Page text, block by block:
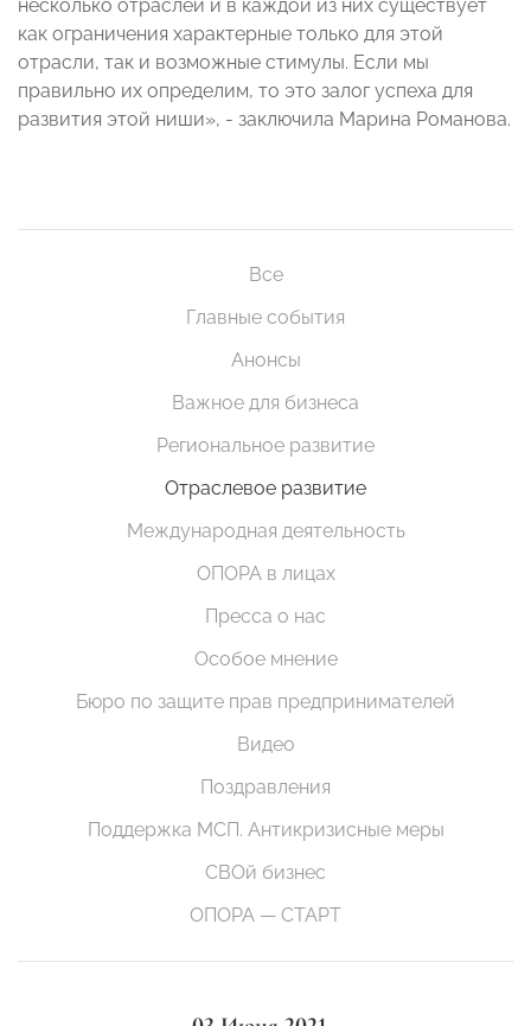
несколько отраслей и в каждой из них существует
как ограничения характерные только для этой
отрасли, так и возможные стимулы. Если мы
правильно их определим, то это залог успеха для
развития этой ниши», - заключила Марина Романова.
Все
Главные события
Анонсы
Важное для бизнеса
Региональное развитие
Отраслевое развитие
Международная деятельность
ОПОРА в лицах
Пресса о нас
Особое мнение
Бюро по защите прав предпринимателей
Видео
Поздравления
Поддержка МСП. Антикризисные меры
СВОй бизнес
ОПОРА — СТАРТ